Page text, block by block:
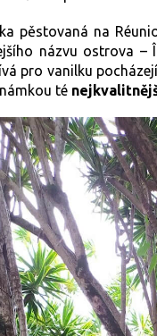
pěstovaná na
názvu ostrova –
pro vanilku
té